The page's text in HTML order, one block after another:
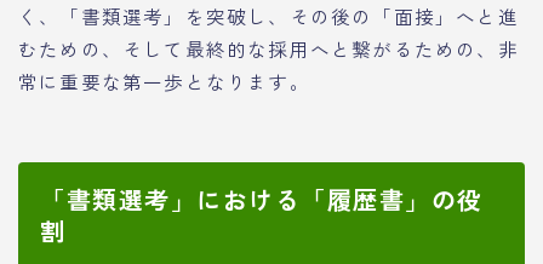
く、「書類選考」を突破し、その後の「面接」へと進
むための、そして最終的な採用へと繋がるための、非
常に重要な第一歩となります。
「書類選考」における「履歴書」の役
割